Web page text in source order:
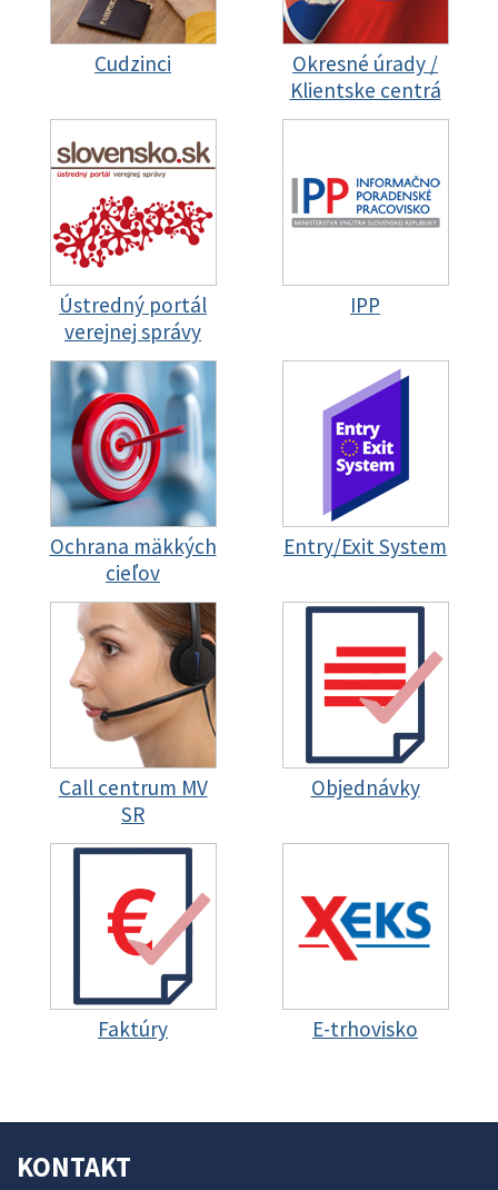
Cudzinci
Okresné úrady /
Klientske centrá
Ústredný portál
verejnej správy
IPP
Ochrana mäkkých
cieľov
Entry/Exit System
Call centrum MV
SR
Objednávky
Faktúry E-trhovisko
KONTAKT